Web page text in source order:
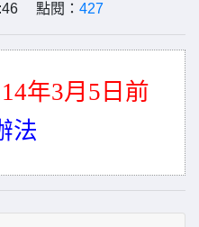
點閱： 427
年3月5日前
法